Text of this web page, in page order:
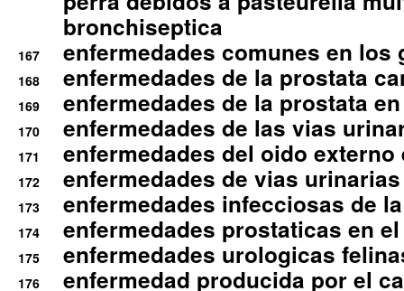
bronchiseptica
167 enfermedades comunes en los
168 enfermedades de la prostata
169 enfermedades de la prostata
170 enfermedades de las vias
171 enfermedades del oido
172 enfermedades de vias
173 enfermedades infecciosas de
174 enfermedades prostaticas en
175 enfermedades urologicas
176
enfermedad producida por el